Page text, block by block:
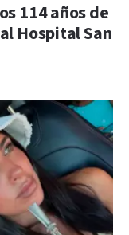
114 años de
Hospital San